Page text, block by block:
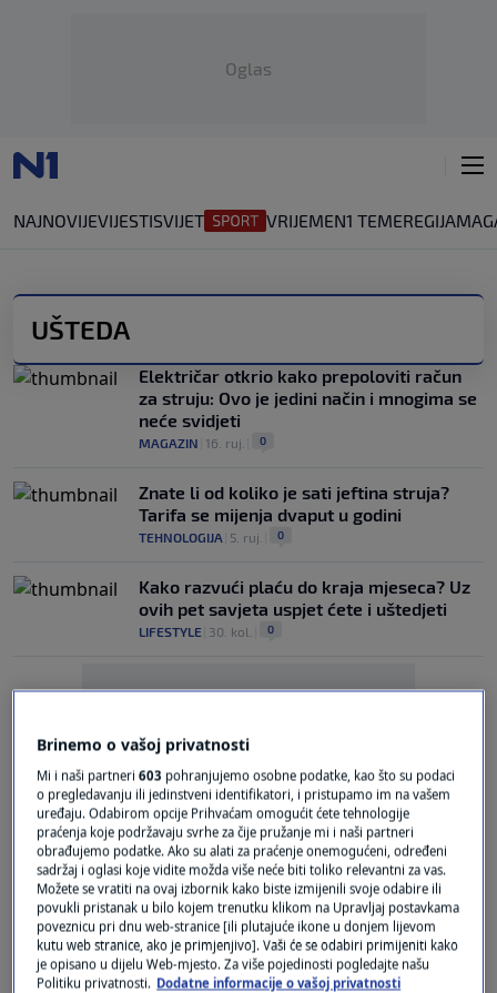
Oglas
NAJNOVIJEVIJESTISVIJET VRIJEMEN1 TEMEREGIJA
UŠTEDA
Električar otkrio kako prepoloviti račun
za struju: Ovo je jedini način i mnogima se
neće svidjeti
MAGAZIN 16. ruj. 0
Znate li od koliko je sati jeftina struja?
Tarifa se mijenja dvaput u godini
TEHNOLOGIJA 5. ruj. 0
Kako razvući plaću do kraja mjeseca? Uz
ovih pet savjeta uspjet ćete i uštedjeti
LIFESTYLE 30. kol. 0
Oglas
Električar otkrio koji uređaj treba
isključivati tijekom noći
Brinemo o vašoj privatnosti
Mi i naši partneri603 pohranjujemo osobne podatke, kao što su podaci
o pregledavanju ili jedinstveni identifikatori, i pristupamo im na vašem
uređaju. Odabirom opcije Prihvaćam omogućit ćete tehnologije
praćenja koje podržavaju svrhe za čije pružanje mi i naši partneri
obrađujemo podatke. Ako su alati za praćenje onemogućeni, određeni
sadržaj i oglasi koje vidite možda više neće biti toliko relevantni za vas.
Možete se vratiti na ovaj izbornik kako biste izmijenili svoje odabire ili
povukli pristanak u bilo kojem trenutku klikom na Upravljaj postavkama
poveznicu pri dnu web-stranice [ili plutajuće ikone u donjem lijevom
kutu web stranice, ako je primjenjivo]. Vaši će se odabiri primijeniti kako
je opisano u dijelu Web-mjesto. Za više pojedinosti pogledajte našu
Politiku privatnosti. Dodatne informacije o vašoj privatnosti